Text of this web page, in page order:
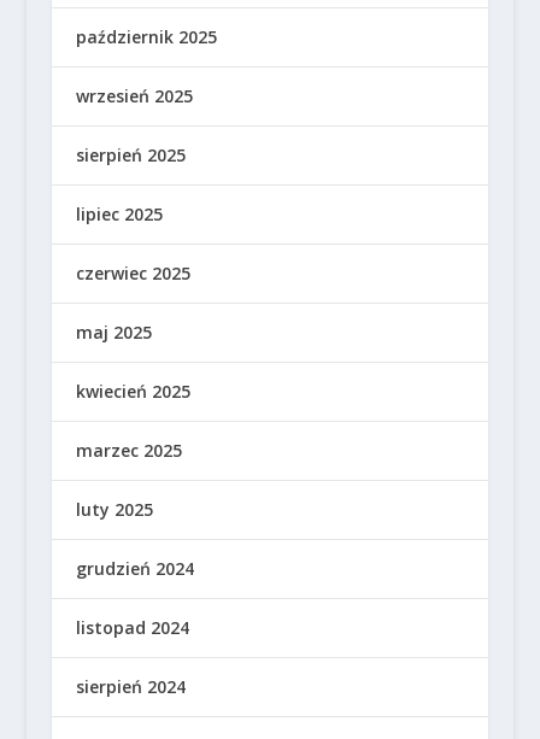
październik 2025
wrzesień 2025
sierpień 2025
lipiec 2025
czerwiec 2025
maj 2025
kwiecień 2025
marzec 2025
luty 2025
grudzień 2024
listopad 2024
sierpień 2024